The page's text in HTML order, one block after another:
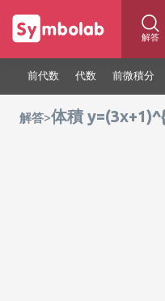
解答
前代数 代数 前微積分
解答>体積